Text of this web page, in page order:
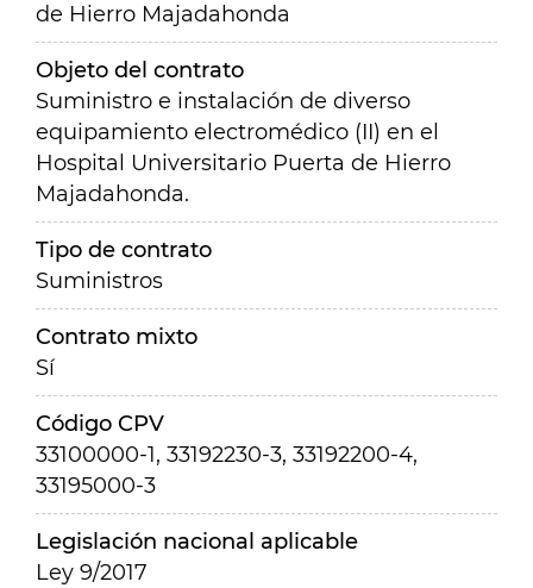
de Hierro Majadahonda
Objeto del contrato
Suministro e instalación de diverso
equipamiento electromédico (II) en el
Hospital Universitario Puerta de Hierro
Majadahonda.
Tipo de contrato
Suministros
Contrato mixto
Sí
Código CPV
33100000-1, 33192230-3, 33192200-4,
33195000-3
Legislación nacional aplicable
Ley 9/2017